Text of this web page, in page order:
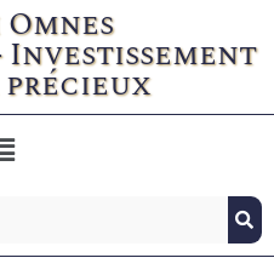
Investissement